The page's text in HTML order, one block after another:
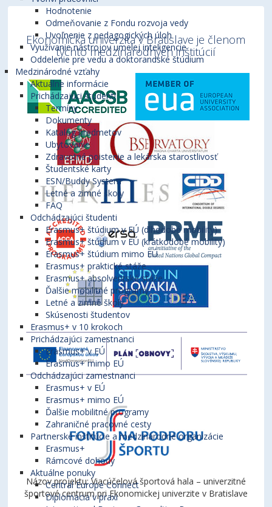
Hodnotenie
Odmeňovanie z Fondu rozvoja vedy
Uvoľnenie z pedagogických úloh
Využívanie nástrojov umelej inteligencie
Oddelenie pre vedu a doktorandské štúdium
Medzinárodné vzťahy
Aktuálne informácie
Prichádzajúci študenti
Termíny
Dokumenty
Katalóg predmetov
Ubytovanie
Zdravotné poistenie a lekárska starostlivosť
Študentské karty
ESN/Buddy System
Letné a zimné školy
FAQ
Odchádzajúci študenti
Erasmus+ štúdium v EÚ (dlhodobé mobility)
Erasmus+ štúdium v EÚ (krátkodobé mobility)
Erasmus+ štúdium mimo EÚ
Erasmus+ praktické stáže
Erasmus+ absolventské stáže
Ďalšie mobilitné programy
Letné a zimné školy
Skúsenosti študentov
Erasmus+ v 10 krokoch
Prichádzajúci zamestnanci
Erasmus+ v EÚ
Erasmus+ mimo EÚ
Odchádzajúci zamestnanci
Erasmus+ v EÚ
Erasmus+ mimo EÚ
Ďalšie mobilitné programy
Zahraničné pracovné cesty
Partnerské inštitúcie a medzinárodné organizácie
Erasmus+
Rámcové dohody
Aktuálne ponuky
Central Europe Connect
Diplomacia v praxi
Ekonomická univerzita v Bratislave je členom
týchto medzinárodných inštitúcií
Názov projektu: Viacúčelová športová hala – univerzitné
športové centrum pri Ekonomickej univerzite v Bratislave